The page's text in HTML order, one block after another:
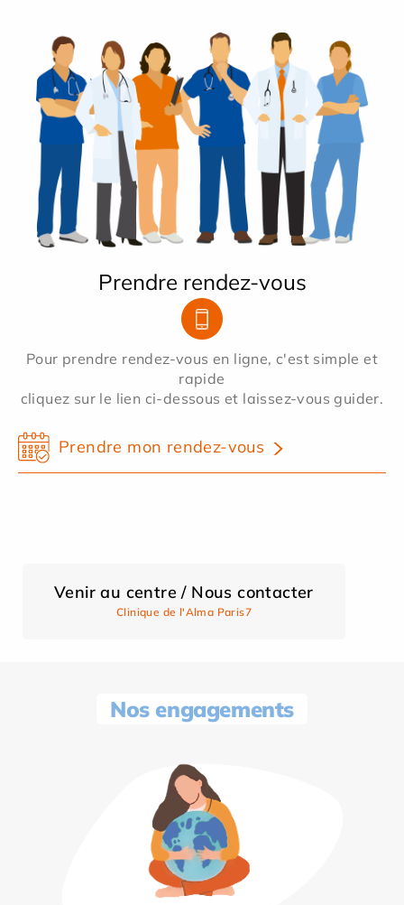
Prendre rendez-vous
Pour prendre rendez-vous en ligne, c'est simple et
rapide
cliquez sur le lien ci-dessous et laissez-vous guider.
Prendre mon rendez-vous
Venir au centre / Nous contacter
Clinique de l'Alma Paris7
Nos engagements